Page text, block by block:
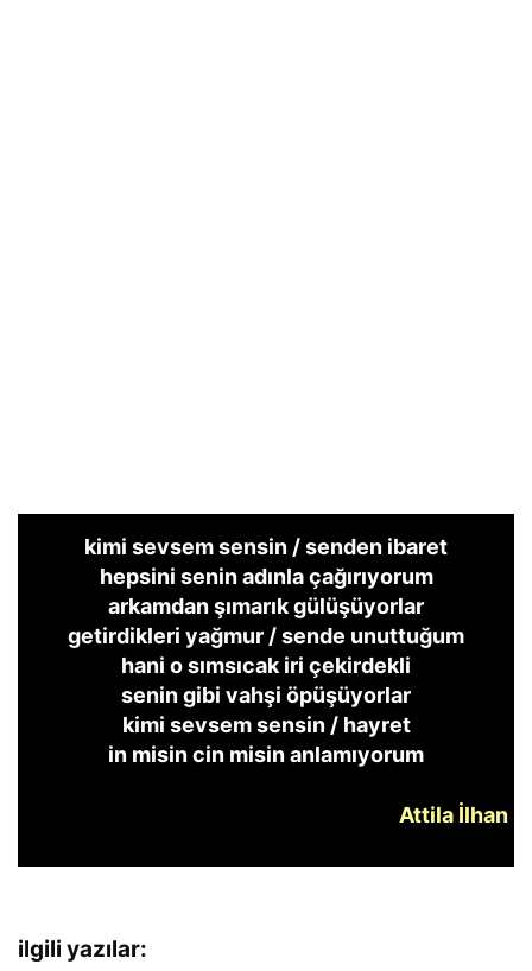
kimi sevsem sensin / senden ibaret
hepsini senin adınla çağırıyorum
arkamdan şımarık gülüşüyorlar
getirdikleri yağmur / sende unuttuğum
hani o sımsıcak iri çekirdekli
senin gibi vahşi öpüşüyorlar
kimi sevsem sensin / hayret
in misin cin misin anlamıyorum
Attila İlhan
ilgili yazılar: